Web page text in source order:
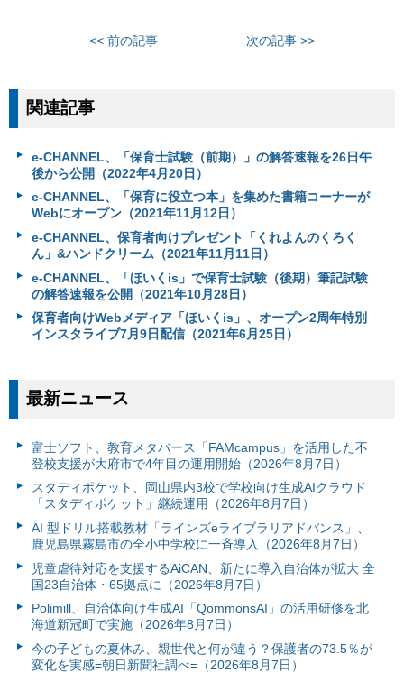
<< 前の記事 次の記事 >>
関連記事
e-CHANNEL、「保育士試験（前期）」の解答速報を26日午
後から公開（2022年4月20日）
e-CHANNEL、「保育に役立つ本」を集めた書籍コーナーが
Webにオープン（2021年11月12日）
e-CHANNEL、保育者向けプレゼント「くれよんのくろく
ん」&ハンドクリーム（2021年11月11日）
e-CHANNEL、「ほいくis」で保育士試験（後期）筆記試験
の解答速報を公開（2021年10月28日）
保育者向けWebメディア「ほいくis」、オープン2周年特別
インスタライブ7月9日配信（2021年6月25日）
最新ニュース
富⼠ソフト、教育メタバース「FAMcampus」を活用した不
登校支援が大府市で4年目の運用開始（2026年8月7日）
スタディポケット、岡山県内3校で学校向け生成AIクラウド
「スタディポケット」継続運用（2026年8月7日）
AI 型ドリル搭載教材「ラインズeライブラリアドバンス」、
鹿児島県霧島市の全小中学校に一斉導入（2026年8月7日）
児童虐待対応を支援するAiCAN、新たに導入自治体が拡大 全
国23自治体・65拠点に（2026年8月7日）
Polimill、自治体向け生成AI「QommonsAI」の活用研修を北
海道新冠町で実施（2026年8月7日）
今の子どもの夏休み、親世代と何が違う？保護者の73.5％が
変化を実感=朝日新聞社調べ=（2026年8月7日）